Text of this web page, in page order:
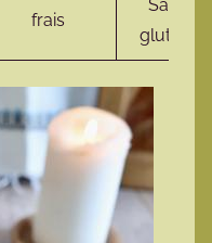
frais
Sans
gluten